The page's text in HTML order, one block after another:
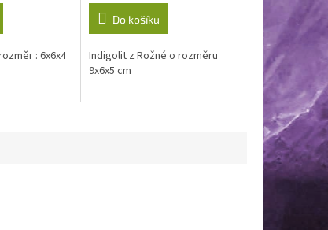
: 6x6x4
Do košíku
Indigolit z Rožné o rozměru
9x6x5 cm